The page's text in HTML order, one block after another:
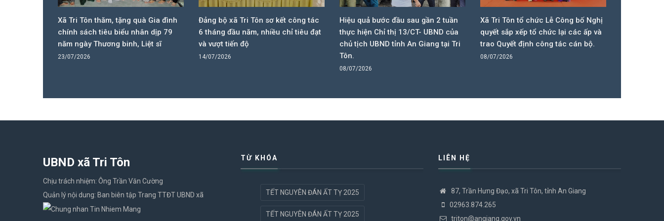
Đảng bộ xã Tri Tôn sơ kết công tác
6 tháng đầu năm, nhiều chỉ tiêu đạt
và vượt tiến độ
14/07/2026
Hiệu quả bước đầu sau gần 2 tuần
thực hiện Chỉ thị 13/CT- UBND của
chủ tịch UBND tỉnh An Giang tại Tri
Tôn.
Xã Tri Tôn tổ chức Lễ Công bố Nghị
quyết sắp xếp tổ chức lại các ấp và
trao Quyết định công tác cán bộ.
08/07/2026
UBND xã Tri Tôn sơ kết tình hình
kinh tế 6 tháng đầu năm 2026
08/07/2026
UBND xã Tri Tôn
Chịu trách nhiệm: Ông Trần Văn Cường
Quản lý nội dung: Ban biên tập Trang TTĐT UBND xã
TỪ KHÓA
TẾT NGUYÊN ĐÁN ẤT TỴ 2025
TẾT NGUYÊN ĐÁN ẤT TỴ 2025
LIÊN HỆ
87, Trần Hưng Đạo, xã Tri Tôn, tỉnh An Giang
02963.874.265
triton@angiang.gov.vn